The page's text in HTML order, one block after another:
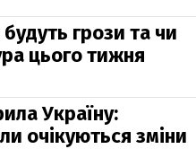
грози та чи
цього тижня
Україну:
очікуються зміни